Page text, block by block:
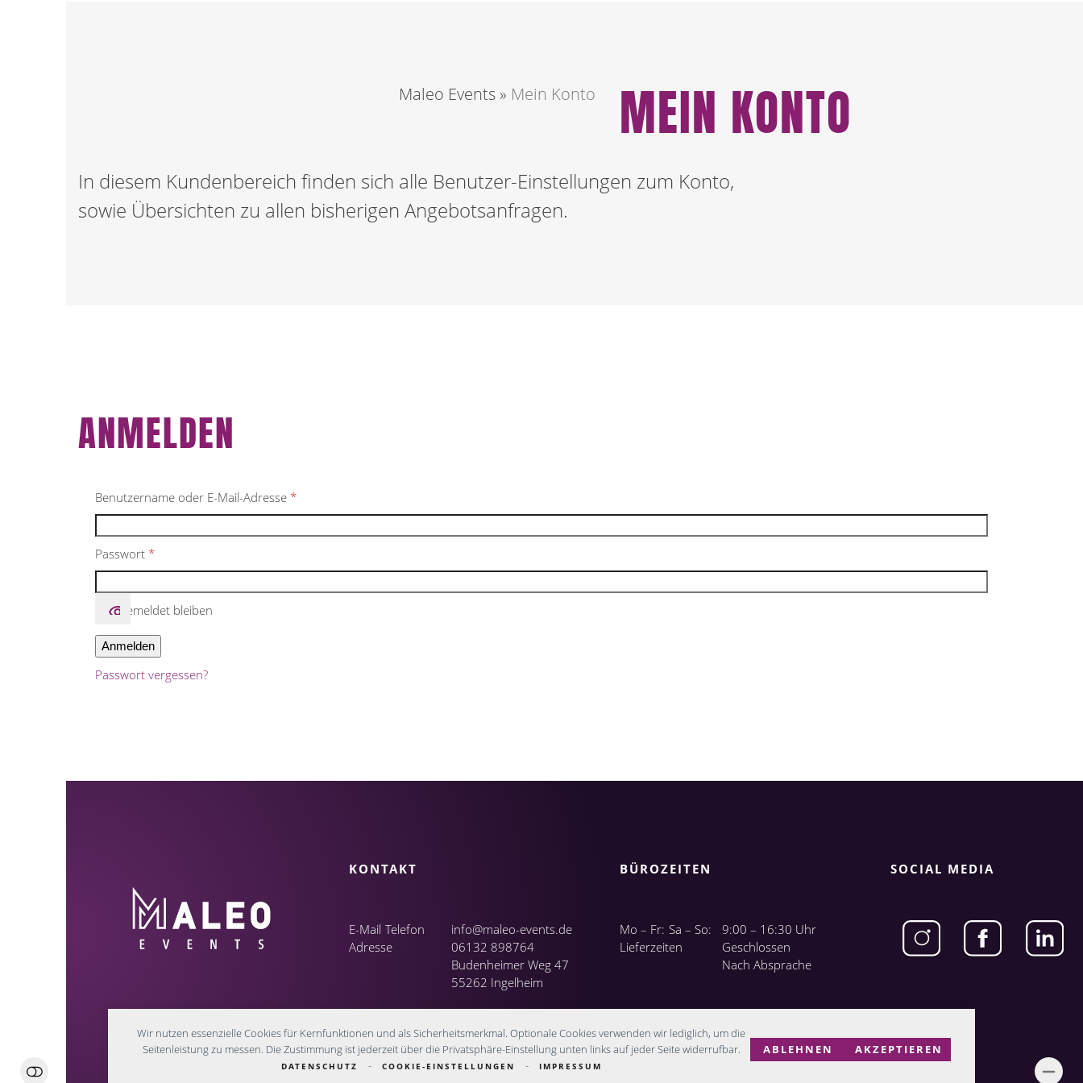
Wir nutzen essenzielle Cookies für Kernfunktionen und als Sicherheitsmerkmal. Optionale Cookies verwenden wir lediglich, um die
Seitenleistung zu messen. Die Zustimmung ist jederzeit über die Privatsphäre-Einstellung unten links auf jeder Seite widerrufbar.
DATENSCHUTZ - COOKIE-EINSTELLUNGEN - IMPRESSUM
AKZEPTIEREN
ABLEHNEN
Maleo Events » Mein Konto MEIN KONTO
In diesem Kundenbereich finden sich alle Benutzer-Einstellungen zum Konto,
sowie Übersichten zu allen bisherigen Angebotsanfragen.
ANMELDEN
Benutzername oder E-Mail-Adresse *Erforderlich
Passwort *Erforderlich
Angemeldet bleiben
Anmelden
Passwort vergessen?
KONTAKT
E-Mail info@maleo-events.de
Telefon
06132 898764
Adresse
Budenheimer Weg 47
55262 Ingelheim
BÜROZEITEN
Mo – Fr: 9:00 – 16:30 Uhr
Sa – So:
Geschlossen
Lieferzeiten
Nach Absprache
SOCIAL MEDIA